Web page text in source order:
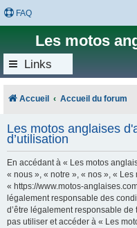
FAQ
Les motos
Links
Accueil Accueil du forum
Les motos anglaises
d’utilisation
En accédant à « Les motos
« nous », « notre », « nos », «
« https://www.motos-
légalement responsable des
d’être légalement responsable
pas utiliser et accéder à « Les